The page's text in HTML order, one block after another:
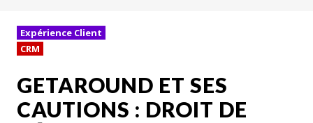
Expérience Client
CRM
GETAROUND ET SES
CAUTIONS : DROIT DE